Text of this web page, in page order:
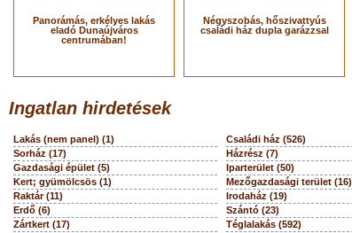
Panorámás, erkélyes lakás
eladó Dunaújváros
centrumában!
Négyszobás, hőszivattyús
családi ház dupla garázzsal
Ingatlan hirdetések
Lakás (nem panel) (1) Családi ház (526)
Sorház (17)
Házrész (7)
Gazdasági épület (5)
Iparterület (50)
Kert; gyümölcsös (1)
Mezőgazdasági terület (16)
Raktár (11)
Irodaház (19)
Erdő (6)
Szántó (23)
Zártkert (17)
Téglalakás (592)